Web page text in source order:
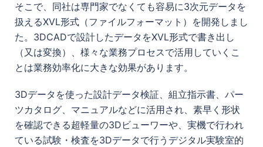
そこで、同社は専門家でなくても容易に3次元データを
扱えるXVL形式（ファイルフォーマット）を開発しまし
た。3DCADで設計したデータをXVL形式で書き出し
（又は変換）、様々な業務プロセスで活用していくこ
とは業務効率化に大きな効果があります。
3Dデータを使った設計データ検証、組立指示書、パー
ツカタログ、マニュアルなどに活用され、素早く形状
を確認できる超軽量の3Dビューワーや、実機で行われ
ている試験・検査を3Dデータで行うデジタル実験室的